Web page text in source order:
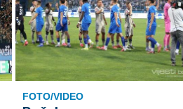
FOTO/VIDEO